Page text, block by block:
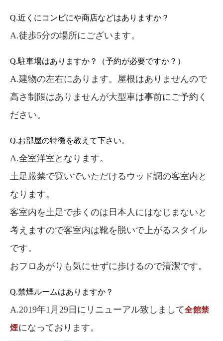
Q.近くにコンビにや商店などはありますか？
A.徒歩5分の場所にございます。
Q.駐車場はありますか？（予約が必要ですか？）
A.建物の左右にあります。屋根はありませんので
高さ制限はありませんが大型車は事前にご予約く
ださい。
Q.お部屋の特徴を教えて下さい。
A.全室洋室となります。
土足厳禁で寛いでいただけるウッド調の客室内と
なります。
客室内を土足で歩くのは日本人にはなじまないと
考えますので客室内は靴を脱いで上がるスタイル
です。
おフロあがりも気にせずに歩けるので清潔です。
Q.禁煙ルームはありますか？
A.2019年1月29日にリニューアル致しまして全館禁
煙になっております。